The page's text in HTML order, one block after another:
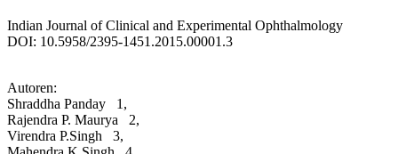
Indian Journal of Clinical and Experimental Ophthalmology
DOI: 10.5958/2395-1451.2015.00001.3
Autoren:
Shraddha Panday 1,
Rajendra P. Maurya 2,
Virendra P.Singh 3,